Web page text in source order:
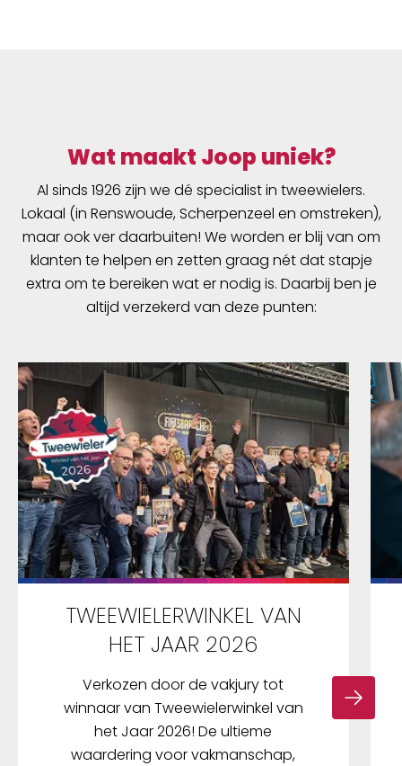
Wat maakt Joop uniek?
Al sinds 1926 zijn we dé specialist in tweewielers.
Lokaal (in Renswoude, Scherpenzeel en omstreken),
maar ook ver daarbuiten! We worden er blij van om
klanten te helpen en zetten graag nét dat stapje
extra om te bereiken wat er nodig is. Daarbij ben je
altijd verzekerd van deze punten:
TWEEWIELERWINKEL VAN
HET JAAR 2026
Verkozen door de vakjury tot
winnaar van Tweewielerwinkel van
het Jaar 2026! De ultieme
waardering voor vakmanschap,